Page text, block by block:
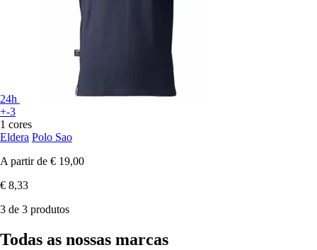
24h
+-3
1 cores
Eldera Polo Sao
A partir de € 19,00
€ 8,33
3 de 3 produtos
Todas as nossas marcas